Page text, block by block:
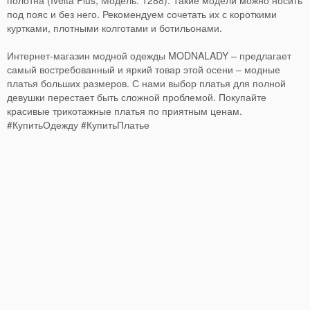
под пояс и без него. Рекомендуем сочетать их с короткими
куртками, плотными колготами и ботильонами.
Интернет-магазин модной одежды MODNALADY – предлагает
самый востребованный и яркий товар этой осени – модные
платья больших размеров. С нами выбор платья для полной
девушки перестает быть сложной проблемой. Покупайте
красивые трикотажные платья по приятным ценам.
#КупитьОдежду #КупитьПлатье